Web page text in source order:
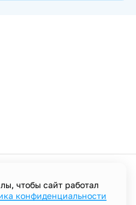
данных
чтобы сайт работал
конфиденциальности